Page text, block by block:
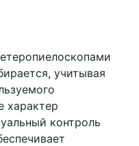
учитывая
характер
контроль